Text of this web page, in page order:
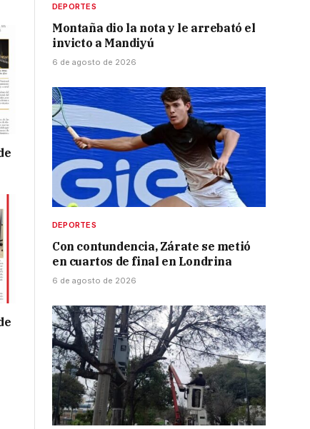
DEPORTES
Montaña dio la nota y le arrebató el
invicto a Mandiyú
6 de agosto de 2026
DEPORTES
Con contundencia, Zárate se metió
en cuartos de final en Londrina
6 de agosto de 2026